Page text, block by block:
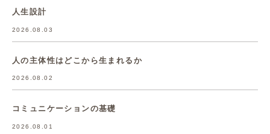
人生設計
2026.08.03
人の主体性はどこから生まれるか
2026.08.02
コミュニケーションの基礎
2026.08.01